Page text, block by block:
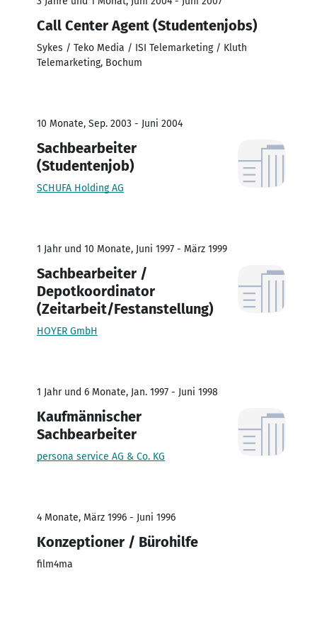
Call Center Agent (Studentenjobs)
Sykes / Teko Media / ISI Telemarketing / Kluth
Telemarketing, Bochum
10 Monate, Sep. 2003 - Juni 2004
Sachbearbeiter
(Studentenjob)
SCHUFA Holding AG
1 Jahr und 10 Monate, Juni 1997 - März 1999
Sachbearbeiter /
Depotkoordinator
(Zeitarbeit/Festanstellung)
HOYER GmbH
1 Jahr und 6 Monate, Jan. 1997 - Juni 1998
Kaufmännischer
Sachbearbeiter
persona service AG & Co. KG
4 Monate, März 1996 - Juni 1996
Konzeptioner / Bürohilfe
film4ma